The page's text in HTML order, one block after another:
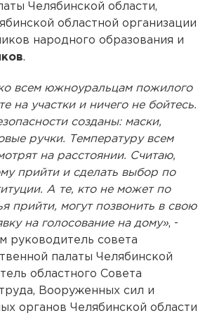
Челябинской области,
областной организации
народного образования и
.
всем южноуральцам пожилого
на участки и ничего не бойтесь.
созданы: маски,
ручки. Температуру всем
на расстоянии. Считаю,
прийти и сделать выбор по
А те, кто не может по
прийти, могут позвонить в свою
на голосование на дому», -
руководитель совета
палаты Челябинской
областного Совета
Вооруженных сил и
органов Челябинской области